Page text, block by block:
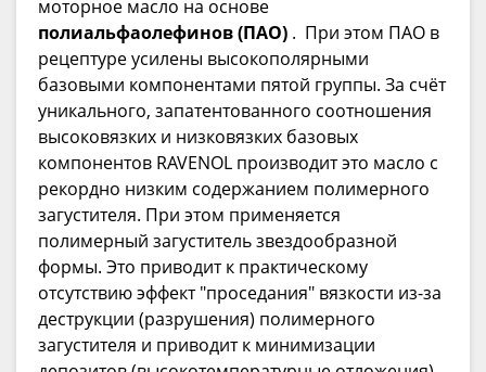
моторное масло на основе
полиальфаолефинов (ПАО) . При этом ПАО в
рецептуре усилены высокополярными
базовыми компонентами пятой группы. За счёт
уникального, запатентованного соотношения
высоковязких и низковязких базовых
компонентов RAVENOL производит это масло с
рекордно низким содержанием полимерного
загустителя. При этом применяется
полимерный загуститель звездообразной
формы. Это приводит к практическому
отсутствию эффект "проседания" вязкости из-за
деструкции (разрушения) полимерного
загустителя и приводит к минимизации